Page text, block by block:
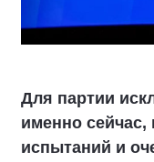
Для партии
именно сейчас,
испытаний и